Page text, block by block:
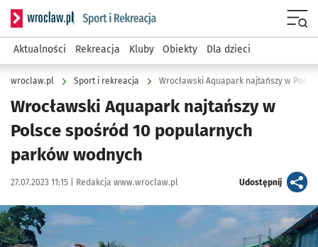
Serwis informacyjny wroclaw.pl podserwis: Sport i rekreacja
Aktualności Rekreacja Kluby Obiekty Dla dzieci
wroclaw.pl Sport i rekreacja
Wrocławski Aquapark najtańszy w
Polsce spośród 10 popularnych
parków wodnych
Data publikacji:
27.07.2023 11:15 | Autor:
Redakcja www.wroclaw.pl Udostępnijartykuł
Kliknij, aby powiększyć